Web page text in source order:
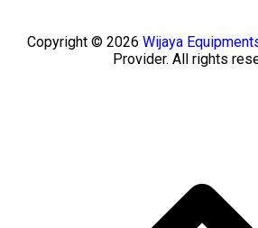
Copyright © 2026 Wijaya
Provider. All rights